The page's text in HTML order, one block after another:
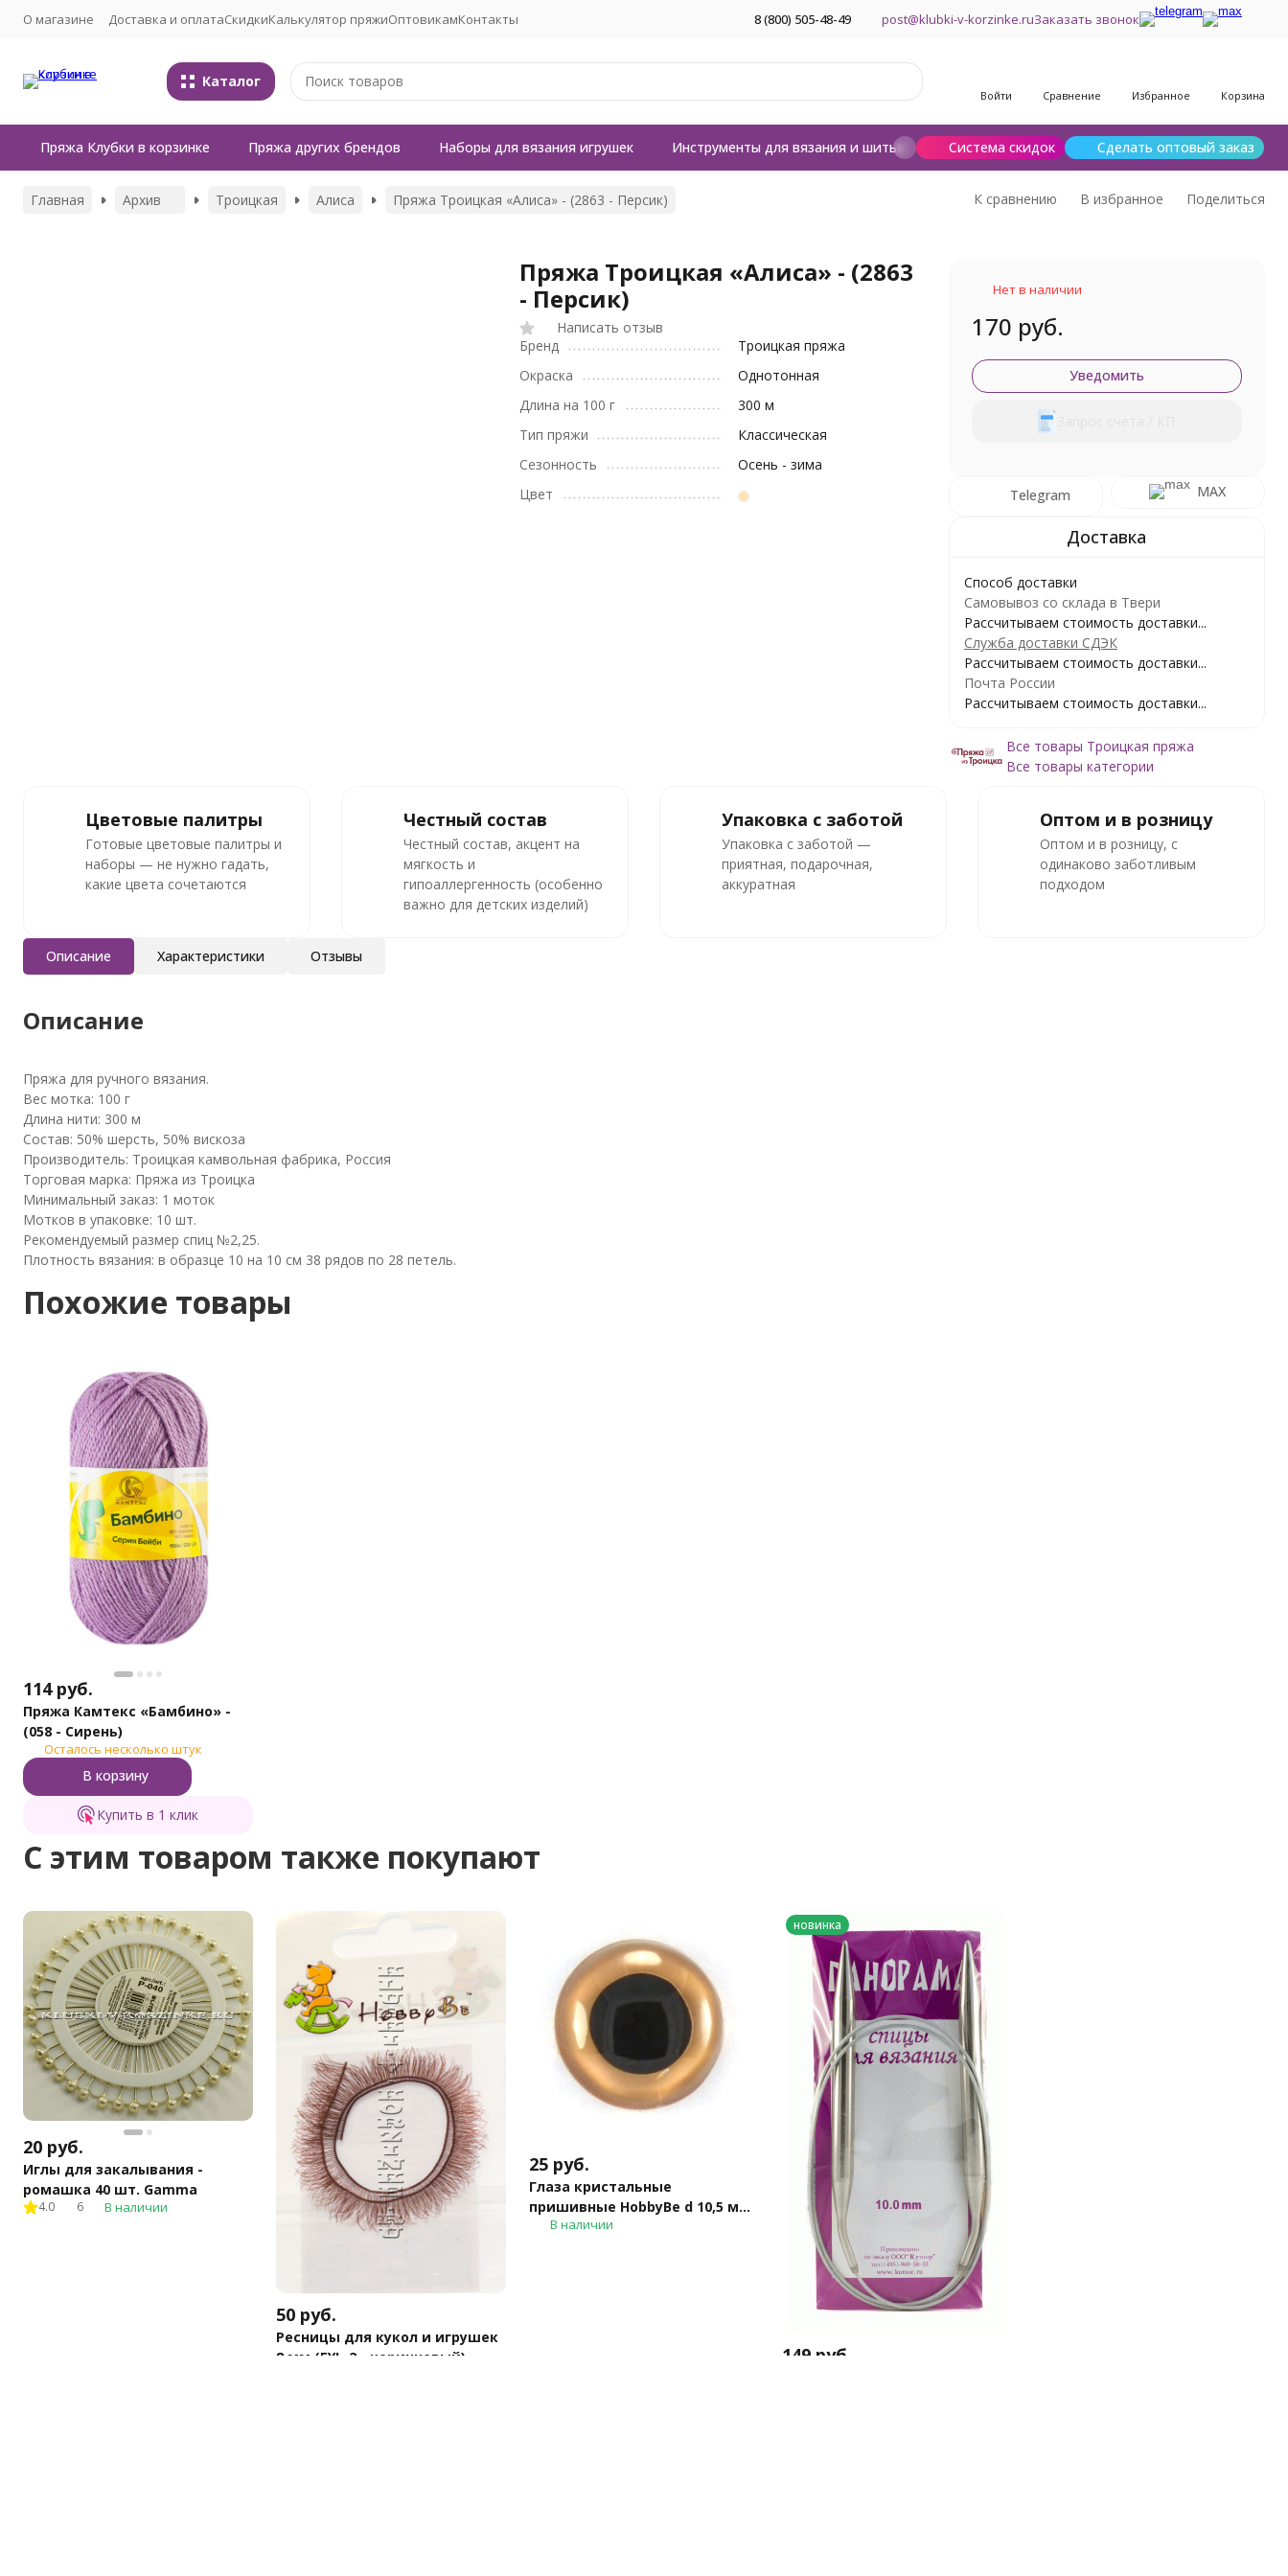
О магазине Доставка и оплатаСкидкиКалькулятор пряжиОптовикамКонтакты 8 (800) 505-48-49 post@klubki-v-korzinke.ruЗаказать звонок
Каталог
Войти Сравнение Избранное Корзина
Система скидок Сделать оптовый заказ
Пряжа Клубки в корзинке Пряжа других брендов Наборы для вязания игрушек Инструменты для вязания и шитья Шерсть для валяния
Главная Архив Троицкая Алиса Пряжа Троицкая «Алиса» - (2863 - Персик) К сравнению В избранное Поделиться
Пряжа Троицкая «Алиса» - (2863
- Персик)
Написать отзыв
Бренд
Троицкая пряжа
Окраска
Однотонная
Длина на 100 г
300 м
Тип пряжи
Классическая
Сезонность
Осень - зима
Цвет
Нет в наличии
170 руб.
Уведомить
Telegram MAX
Способ доставки
Самовывоз со склада в Твери
Рассчитываем стоимость доставки...
Служба доставки СДЭК
Рассчитываем стоимость доставки...
Почта России
Рассчитываем стоимость доставки...
Все товары Троицкая пряжа
Все товары категории
Цветовые палитры
Готовые цветовые палитры и
наборы — не нужно гадать,
какие цвета сочетаются
Честный состав
Честный состав, акцент на
мягкость и
гипоаллергенность (особенно
важно для детских изделий)
Упаковка с заботой
Упаковка с заботой —
приятная, подарочная,
аккуратная
Оптом и в розницу
Оптом и в розницу, с
одинаково заботливым
подходом
Описание Характеристики Отзывы
Описание
Пряжа для ручного вязания.
Вес мотка: 100 г
Длина нити: 300 м
Состав: 50% шерсть, 50% вискоза
Производитель: Троицкая камвольная фабрика, Россия
Торговая марка: Пряжа из Троицка
Минимальный заказ: 1 моток
Мотков в упаковке: 10 шт.
Рекомендуемый размер спиц №2,25.
Плотность вязания: в образце 10 на 10 см 38 рядов по 28 петель.
Похожие товары
114 руб.
Пряжа Камтекс «Бамбино» -
(058 - Сирень)
Осталось несколько штук
В корзину
Купить в 1 клик
C этим товаром также покупают
20 руб.
Иглы для закалывания -
ромашка 40 шт. Gamma
4.0 6 В наличии
50 руб.
Ресницы для кукол и игрушек
8 мм (EYL-2 - коричневый)
25 руб.
Глаза кристальные
пришивные HobbyBe d 10,5 мм
(CRP-10-5 - бежевый)
В наличии
новинка
149 руб.